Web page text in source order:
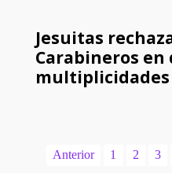
Jesuitas
Carabineros en
multiplicidades
Anterior 1 2 3